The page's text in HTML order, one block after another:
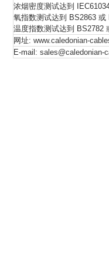
浓烟密度测试达到
氧指数测试达到 BS2863
温度指数测试达到 BS2782
网址: www.caledonian-
E-mail: sales@caledonian-